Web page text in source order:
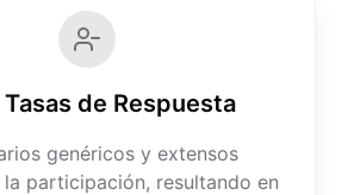
Tasas de Respuesta
genéricos y extensos
la participación, resultando en